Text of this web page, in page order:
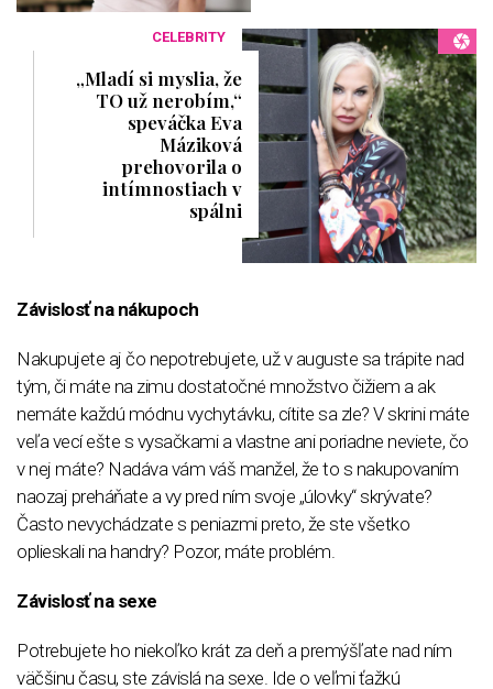
CELEBRITY
„Mladí si myslia, že
TO už nerobím,“
speváčka Eva
Máziková
prehovorila o
intímnostiach v
spálni
Závislosť na nákupoch
Nakupujete aj čo nepotrebujete, už v auguste sa trápite nad
tým, či máte na zimu dostatočné množstvo čižiem a ak
nemáte každú módnu vychytávku, cítite sa zle? V skrini máte
veľa vecí ešte s vysačkami a vlastne ani poriadne neviete, čo
v nej máte? Nadáva vám váš manžel, že to s nakupovaním
naozaj preháňate a vy pred ním svoje „úlovky“ skrývate?
Často nevychádzate s peniazmi preto, že ste všetko
oplieskali na handry? Pozor, máte problém.
Závislosť na sexe
Potrebujete ho niekoľko krát za deň a premýšľate nad ním
väčšinu času, ste závislá na sexe. Ide o veľmi ťažkú